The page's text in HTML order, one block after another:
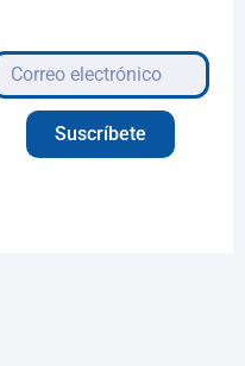
Suscríbete